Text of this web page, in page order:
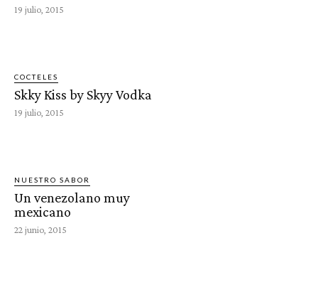
19 julio, 2015
COCTELES
Skky Kiss by Skyy Vodka
19 julio, 2015
NUESTRO SABOR
Un venezolano muy
mexicano
22 junio, 2015